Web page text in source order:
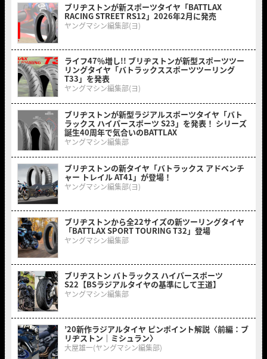
ブリヂストンが新スポーツタイヤ「BATTLAX
RACING STREET RS12」2026年2月に発売
ヤングマシン編集部(ヨ)
ライフ47％増し!! ブリヂストンが新型スポーツツー
リングタイヤ「バトラックススポーツツーリング
T33」を発表
ヤングマシン編集部(ヨ)
ブリヂストンが新型ラジアルスポーツタイヤ「バト
ラックス ハイパースポーツ S23」を発表！ シリーズ
誕生40周年で気合いのBATTLAX
ヤングマシン編集部
ブリヂストンの新タイヤ「バトラックス アドベンチ
ャー トレイル AT41」が登場！
ヤングマシン編集部(ヨ)
ブリヂストンから全22サイズの新ツーリングタイヤ
「BATTLAX SPORT TOURING T32」登場
ヤングマシン編集部
ブリヂストン バトラックス ハイパースポーツ
S22【BSラジアルタイヤの基準にして王道】
ヤングマシン編集部
’20新作ラジアルタイヤ ピンポイント解説〈前編：ブ
リヂストン｜ミシュラン〉
大屋雄一(ヤングマシン編集部)